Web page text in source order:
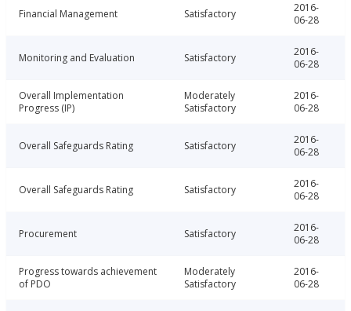
Financial Management Satisfactory
2016-
06-28
Monitoring and Evaluation Satisfactory
2016-
06-28
Overall Implementation
Progress (IP)
Moderately
Satisfactory
2016-
06-28
Overall Safeguards Rating Satisfactory
2016-
06-28
Overall Safeguards Rating Satisfactory
2016-
06-28
Procurement Satisfactory
2016-
06-28
Progress towards achievement
of PDO
Moderately
Satisfactory
2016-
06-28